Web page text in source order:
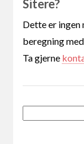
Sitere?
Dette er ingen
beregning
Ta gjerne